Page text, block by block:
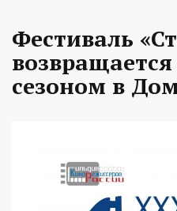
Фестиваль
сезоном в